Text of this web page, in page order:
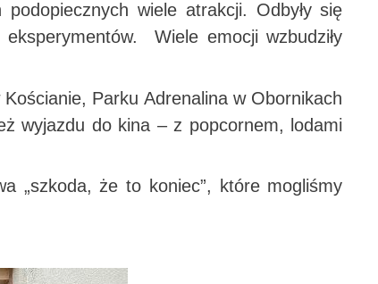
wiele atrakcji. Odbyły się
Wiele emocji wzbudziły
Parku Adrenalina w Obornikach
wyjazdu do kina – z popcornem, lodami
„szkoda, że to koniec”, które mogliśmy